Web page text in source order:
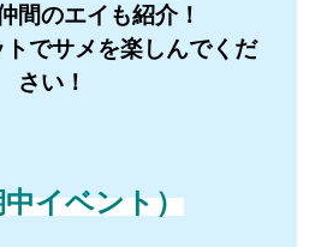
間のエイも紹介！
でサメを楽しんでくだ
さい！
中イベント）